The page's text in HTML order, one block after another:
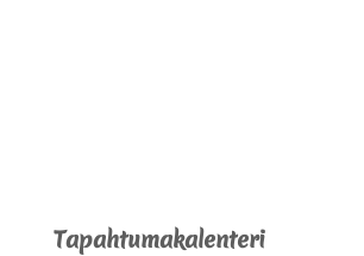
Tapahtumakalenteri